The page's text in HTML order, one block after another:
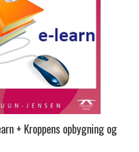
+ Kroppens opbygning og